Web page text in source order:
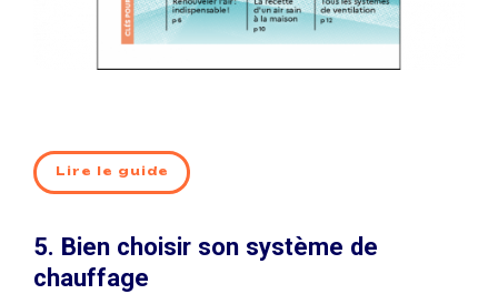
Lire le guide
5. Bien choisir son système de
chauffage